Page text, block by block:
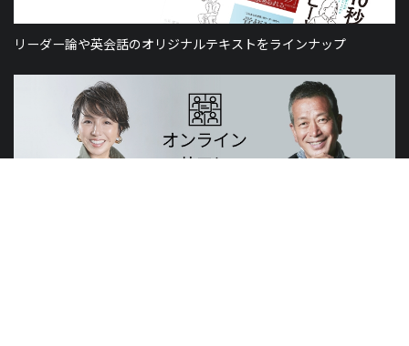
リーダー論や英会話のオリジナルテキストをラインナップ